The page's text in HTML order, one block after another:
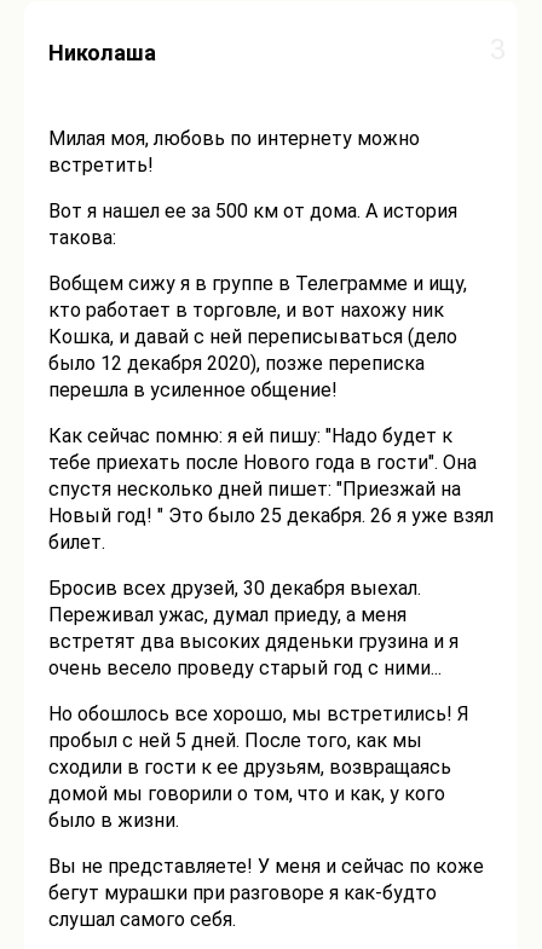
Николаша
Милая моя, любовь по интернету можно
встретить!
Вот я нашел ее за 500 км от дома. А история
такова:
Вобщем сижу я в группе в Телеграмме и ищу,
кто работает в торговле, и вот нахожу ник
Кошка, и давай с ней переписываться (дело
было 12 декабря 2020), позже переписка
перешла в усиленное общение!
Как сейчас помню: я ей пишу: "Надо будет к
тебе приехать после Нового года в гости". Она
спустя несколько дней пишет: "Приезжай на
Новый год! " Это было 25 декабря. 26 я уже взял
билет.
Бросив всех друзей, 30 декабря выехал.
Переживал ужас, думал приеду, а меня
встретят два высоких дяденьки грузина и я
очень весело проведу старый год с ними...
Но обошлось все хорошо, мы встретились! Я
пробыл с ней 5 дней. После того, как мы
сходили в гости к ее друзьям, возвращаясь
домой мы говорили о том, что и как, у кого
было в жизни.
Вы не представляете! У меня и сейчас по коже
бегут мурашки при разговоре я как-будто
слушал самого себя.